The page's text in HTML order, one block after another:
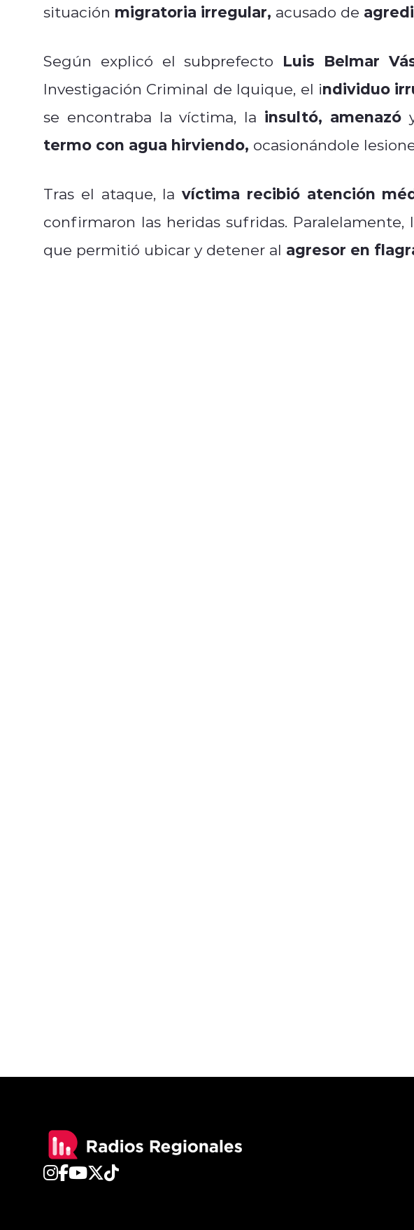
situación migratoria irregular, acusado de
Según explicó el subprefecto Luis Belmar
Investigación Criminal de Iquique, el individuo
se encontraba la víctima, la insultó, amenazó
termo con agua hirviendo, ocasionándole
Tras el ataque, la víctima recibió atención
confirmaron las heridas sufridas. Paralelamente,
que permitió ubicar y detener al agresor en